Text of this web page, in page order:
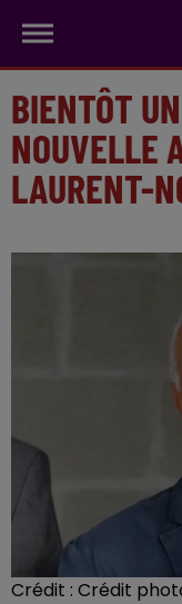
BIENTÔT
NOUVELLE
LAURENT-
Crédit : Crédit